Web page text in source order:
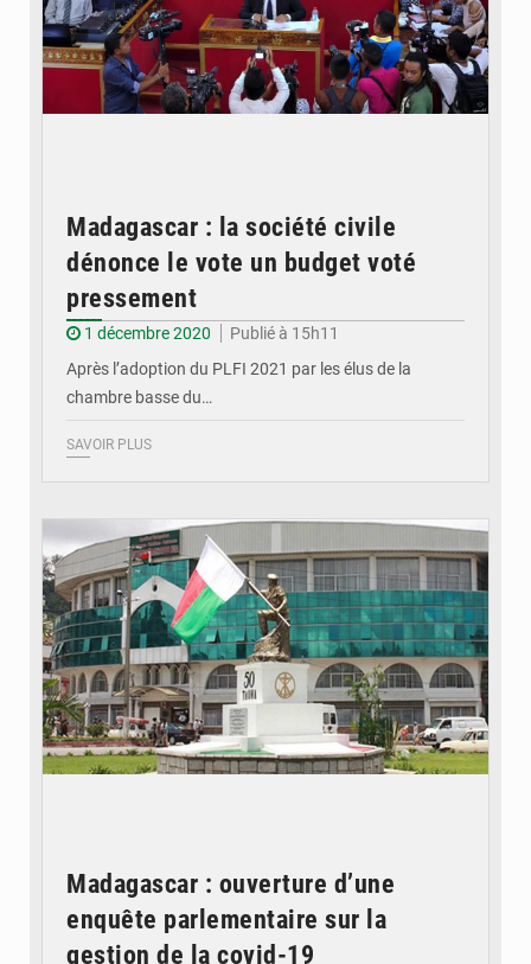
Madagascar : la société civile
dénonce le vote un budget voté
pressement
1 décembre 2020
Publié à 15h11
Après l’adoption du PLFI 2021 par les élus de la
chambre basse du…
SAVOIR PLUS
Madagascar : ouverture d’une
enquête parlementaire sur la
gestion de la covid-19